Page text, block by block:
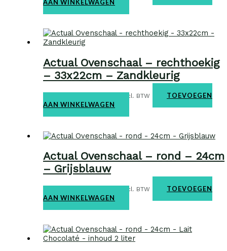
AAN WINKELWAGEN
Actual Ovenschaal – rechthoekig
– 33x22cm – Zandkleurig
Ovenschalen€38,95 incl. BTW
TOEVOEGEN
AAN WINKELWAGEN
Actual Ovenschaal – rond – 24cm
– Grijsblauw
Ovenschalen€29,95 incl. BTW
TOEVOEGEN
AAN WINKELWAGEN